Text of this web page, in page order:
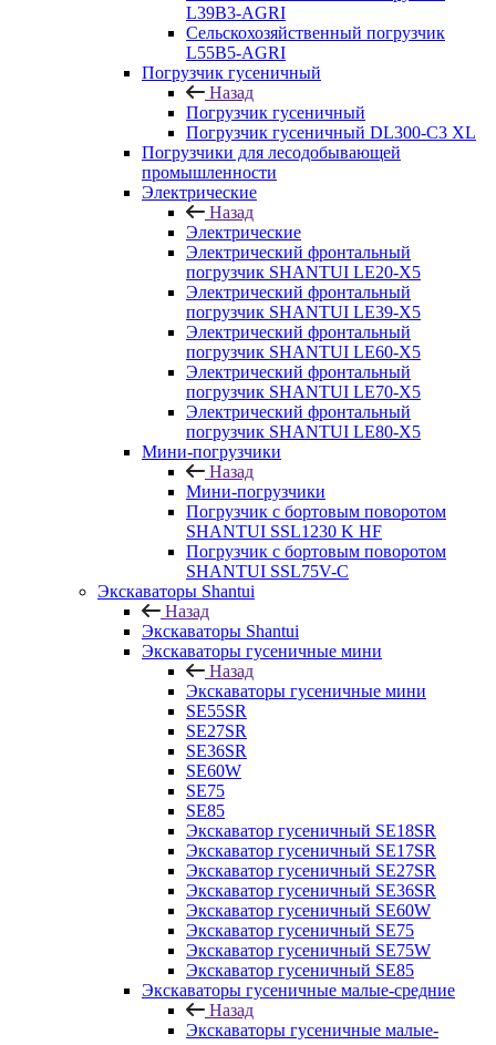
L39B3-AGRI
Сельскохозяйственный погрузчик
L55B5-AGRI
Погрузчик гусеничный
Назад
Погрузчик гусеничный
Погрузчик гусеничный DL300-C3 XL
Погрузчики для лесодобывающей
промышленности
Электрические
Назад
Электрические
Электрический фронтальный
погрузчик SHANTUI LE20-X5
Электрический фронтальный
погрузчик SHANTUI LE39-X5
Электрический фронтальный
погрузчик SHANTUI LE60-X5
Электрический фронтальный
погрузчик SHANTUI LE70-X5
Электрический фронтальный
погрузчик SHANTUI LE80-X5
Мини-погрузчики
Назад
Мини-погрузчики
Погрузчик с бортовым поворотом
SHANTUI SSL1230 K HF
Погрузчик с бортовым поворотом
SHANTUI SSL75V-C
Экскаваторы Shantui
Назад
Экскаваторы Shantui
Экскаваторы гусеничные мини
Назад
Экскаваторы гусеничные мини
SE55SR
SE27SR
SE36SR
SE60W
SE75
SE85
Экскаватор гусеничный SE18SR
Экскаватор гусеничный SE17SR
Экскаватор гусеничный SE27SR
Экскаватор гусеничный SE36SR
Экскаватор гусеничный SE60W
Экскаватор гусеничный SE75
Экскаватор гусеничный SE75W
Экскаватор гусеничный SE85
Экскаваторы гусеничные малые-средние
Назад
Экскаваторы гусеничные малые-